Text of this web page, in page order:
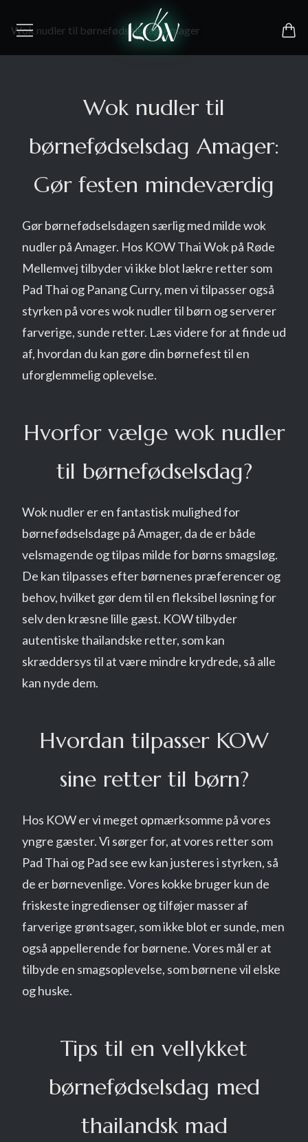
Wok nudler til børnefødselsdag Amager
Wok nudler til
børnefødselsdag Amager:
Gør festen mindeværdig
Gør børnefødselsdagen særlig med milde wok
nudler på Amager. Hos KOW Thai Wok på Røde
Mellemvej tilbyder vi ikke blot lækre retter som
Pad Thai og Panang Curry, men vi tilpasser også
styrken på vores wok nudler til børn og serverer
farverige, sunde retter. Læs videre for at finde ud
af, hvordan du kan gøre din børnefest til en
uforglemmelig oplevelse.
Hvorfor vælge wok nudler
til børnefødselsdag?
Wok nudler er en fantastisk mulighed for
børnefødselsdage på Amager, da de er både
velsmagende og tilpas milde for børns smagsløg.
De kan tilpasses efter børnenes præferencer og
behov, hvilket gør dem til en fleksibel løsning for
selv den kræsne lille gæst. KOW tilbyder
autentiske thailandske retter, som kan
skræddersys til at være mindre krydrede, så alle
kan nyde dem.
Hvordan tilpasser KOW
sine retter til børn?
Hos KOW er vi meget opmærksomme på vores
yngre gæster. Vi sørger for, at vores retter som
Pad Thai og Pad see ew kan justeres i styrken, så
de er børnevenlige. Vores kokke bruger kun de
friskeste ingredienser og tilføjer masser af
farverige grøntsager, som ikke blot er sunde, men
også appellerende for børnene. Vores mål er at
tilbyde en smagsoplevelse, som børnene vil elske
og huske.
Tips til en vellykket
børnefødselsdag med
thailandsk mad